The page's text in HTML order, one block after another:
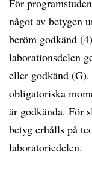
För
något av betygen
beröm godkänd
laborationsdelen
eller godkänd
obligatoriska
är godkända. För
betyg erhålls på
laboratoriedelen.